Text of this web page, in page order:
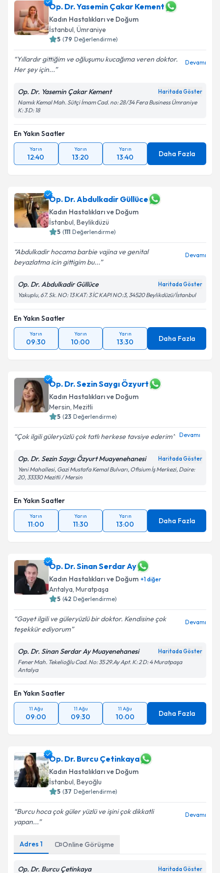
Op. Dr. Yasemin Çakar Kement
Kadın Hastalıkları ve Doğum
İstanbul, Ümraniye
5 (79 Değerlendirme)
Yıllardır gittiğim ve oğluşumu kucağıma veren doktor.
Her şey için...
Devamı
Op. Dr. Yasemin Çakar Kement Haritada Göster
Namık Kemal Mah. Sütçi İmam Cad. no: 28/34 Fera Business Ümraniye
K: 3 D: 18
En Yakın Saatler
Yarın
12:40
Yarın
13:20
Yarın
13:40 Daha Fazla
Op. Dr. Abdulkadir Güllüce
Kadın Hastalıkları ve Doğum
İstanbul, Beylikdüzü
5 (111 Değerlendirme)
Abdulkadir hocama barbie vajina ve genital
beyazlatma icin gittigim bu...
Devamı
Op. Dr. Abdulkadir Güllüce Haritada Göster
Yakuplu, 67. Sk. NO: 13 KAT: 3 İC KAPI NO:3, 34520 Beylikdüzü/İstanbul
En Yakın Saatler
Yarın
09:30
Yarın
10:00
Yarın
13:30 Daha Fazla
Op. Dr. Sezin Saygı Özyurt
Kadın Hastalıkları ve Doğum
Mersin, Mezitli
5 (23 Değerlendirme)
Çok ilgili güleryüzlü çok tatlı herkese tavsiye ederim Devamı
Op. Dr. Sezin Saygı Özyurt Muayenehanesi Haritada Göster
Yeni Mahallesi, Gazi Mustafa Kemal Bulvarı, Ofisium İş Merkezi, Daire:
20, 33330 Mezitli / Mersin
En Yakın Saatler
Yarın
11:00
Yarın
11:30
Yarın
13:00 Daha Fazla
Op. Dr. Sinan Serdar Ay
Kadın Hastalıkları ve Doğum +1diğer
Antalya, Muratpaşa
5 (42 Değerlendirme)
Gayet ilgili ve güleryüzlü bir doktor. Kendisine çok
teşekkür ediyorum
Devamı
Op. Dr. Sinan Serdar Ay Muayenehanesi Haritada Göster
Fener Mah. Tekelioğlu Cad. No: 35 29.Ay Apt. K: 2 D: 4 Muratpaşa
Antalya
En Yakın Saatler
11 Ağu
09:00
11 Ağu
09:30
11 Ağu
10:00 Daha Fazla
Op. Dr. Burcu Çetinkaya
Kadın Hastalıkları ve Doğum
İstanbul, Beyoğlu
5 (37 Değerlendirme)
Burcu hoca çok güler yüzlü ve işini çok dikkatli
yapan...
Devamı
Adres 1 Online Görüşme
Op. Dr. Burcu Çetinkaya Haritada Göster